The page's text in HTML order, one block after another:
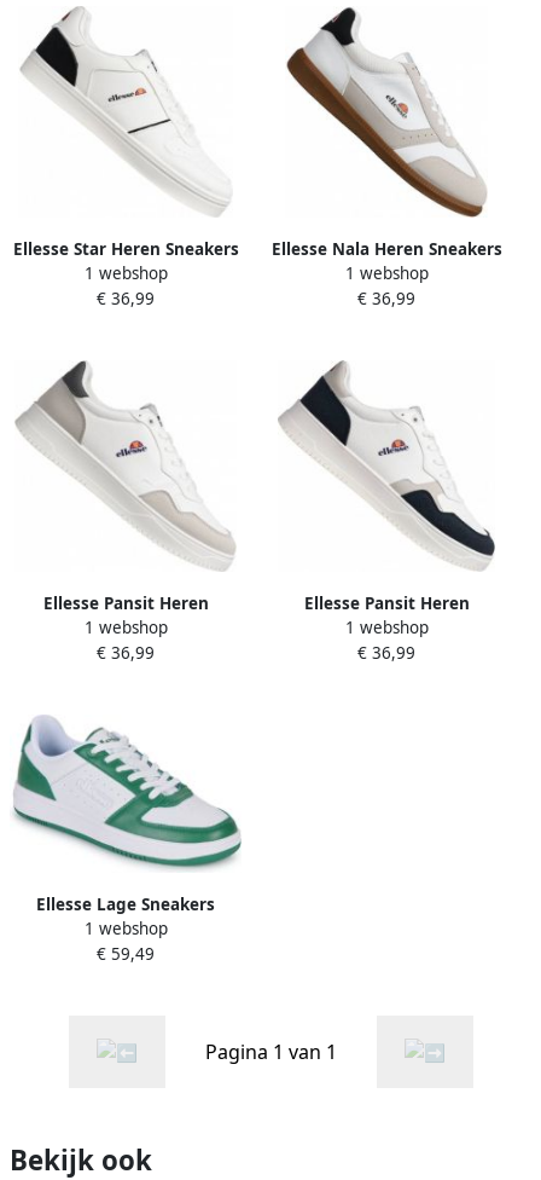
Ellesse Star Heren Sneakers
wit-marineblauw STAR001-
153-WIT-MARINE
1 webshop
€ 36,99
Ellesse Nala Heren Sneakers
wit NALA001-119-WIT
1 webshop
€ 36,99
Ellesse Pansit Heren
Sneakers wit PANSIT001-
119-WHITE
1 webshop
€ 36,99
Ellesse Pansit Heren
Sneakers wit-marineblauw
PANSIT001-153-WIT-MARIJN
1 webshop
€ 36,99
Ellesse Lage Sneakers
PANARO CUPSOLE
1 webshop
€ 59,49
Pagina 1 van 1
Bekijk ook